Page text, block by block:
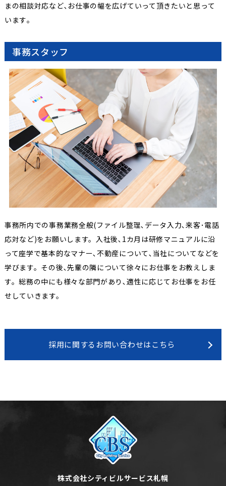
まの相談対応など､お仕事の幅を広げていって頂きたいと思って
います｡
事務スタッフ
事務所内での事務業務全般(ファイル整理､データ入力､来客･電話
応対など)をお願いします。入社後､1カ月は研修マニュアルに沿
って座学で基本的なマナー､不動産について､当社についてなどを
学びます。その後､先輩の隣について徐々にお仕事をお教えしま
す。総務の中にも様々な部門があり､適性に応じてお仕事をお任
せしていきます。
採用に関するお問い合わせはこちら
株式会社シティビルサービス札幌